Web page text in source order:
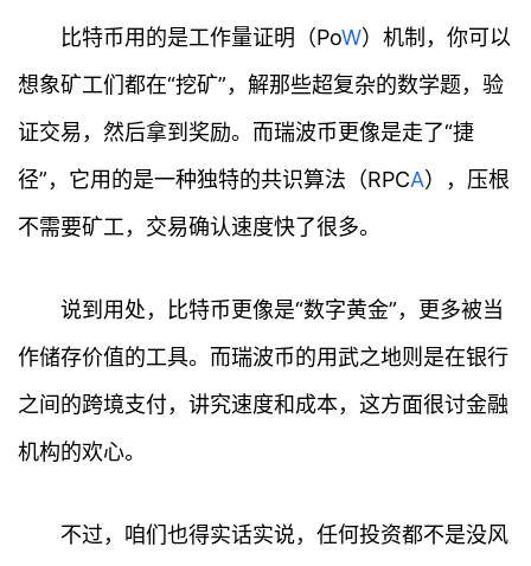
比特币用的是工作量证明（PoW）机制，你可以
想象矿工们都在“挖矿”，解那些超复杂的数学题，验
证交易，然后拿到奖励。而瑞波币更像是走了“捷
径”，它用的是一种独特的共识算法（RPCA），压根
不需要矿工，交易确认速度快了很多。
说到用处，比特币更像是“数字黄金”，更多被当
作储存价值的工具。而瑞波币的用武之地则是在银行
之间的跨境支付，讲究速度和成本，这方面很讨金融
机构的欢心。
不过，咱们也得实话实说，任何投资都不是没风